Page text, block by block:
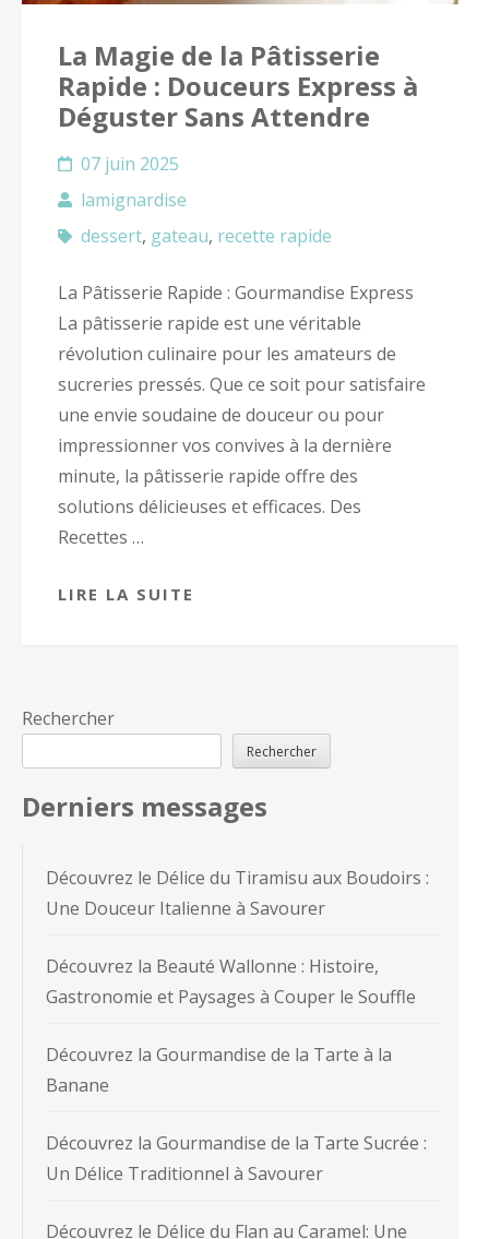
La Magie de la Pâtisserie
Rapide : Douceurs Express à
Déguster Sans Attendre
07 juin 2025
lamignardise
dessert, gateau, recette rapide
La Pâtisserie Rapide : Gourmandise Express
La pâtisserie rapide est une véritable
révolution culinaire pour les amateurs de
sucreries pressés. Que ce soit pour satisfaire
une envie soudaine de douceur ou pour
impressionner vos convives à la dernière
minute, la pâtisserie rapide offre des
solutions délicieuses et efficaces. Des
Recettes …
LIRE LA SUITE
Rechercher
Rechercher
Derniers messages
Découvrez le Délice du Tiramisu aux Boudoirs :
Une Douceur Italienne à Savourer
Découvrez la Beauté Wallonne : Histoire,
Gastronomie et Paysages à Couper le Souffle
Découvrez la Gourmandise de la Tarte à la
Banane
Découvrez la Gourmandise de la Tarte Sucrée :
Un Délice Traditionnel à Savourer
Découvrez le Délice du Flan au Caramel: Une